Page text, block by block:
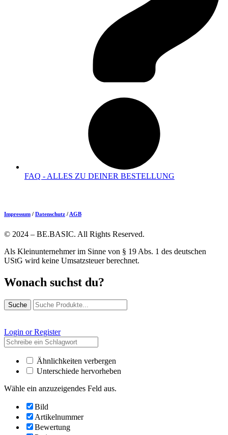
FAQ - ALLES ZU DEINER BESTELLUNG
Impressum / Datenschutz / AGB
© 2024 – BE.BASIC. All Rights Reserved.
Als Kleinunternehmer im Sinne von § 19 Abs. 1 des deutschen
UStG wird keine Umsatzsteuer berechnet.
Wonach suchst du?
Suche
Login or Register
Ähnlichkeiten verbergen
Unterschiede hervorheben
Wähle ein anzuzeigendes Feld aus.
Bild
Artikelnummer
Bewertung